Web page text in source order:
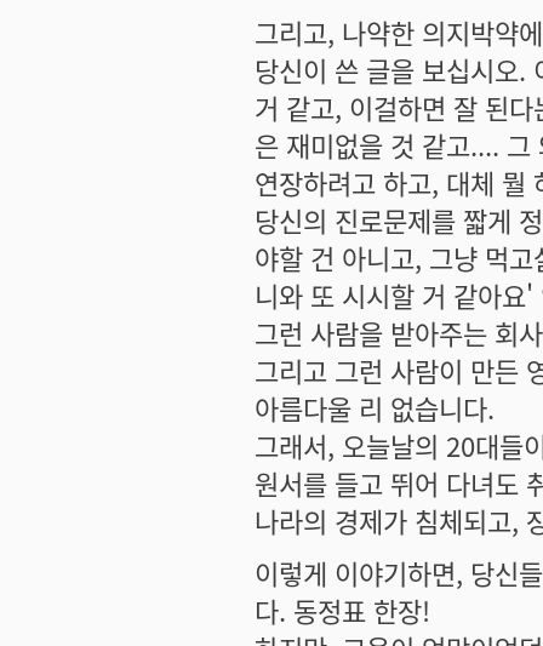
그리고, 나약한 의지박약
당신이 쓴 글을 보십시오.
거 같고, 이걸하면 잘 된
은 재미없을 것 같고....
연장하려고 하고, 대체 뭘
당신의 진로문제를 짧게
야할 건 아니고, 그냥 먹
니와 또 시시할 거 같아요'
그런 사람을 받아주는 회
그리고 그런 사람이 만든
아름다울 리 없습니다.
그래서, 오늘날의 20대들
원서를 들고 뛰어 다녀도
나라의 경제가 침체되고,
이렇게 이야기하면, 당신
다. 동정표 한장!